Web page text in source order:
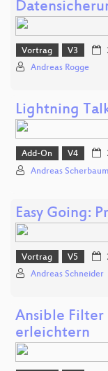
Vortrag V3
Andreas Rogge
Lightning
Add-On V4
Andreas Scherbaum
Easy Going:
Vortrag V5
Andreas Schneider
Ansible
erleichtern